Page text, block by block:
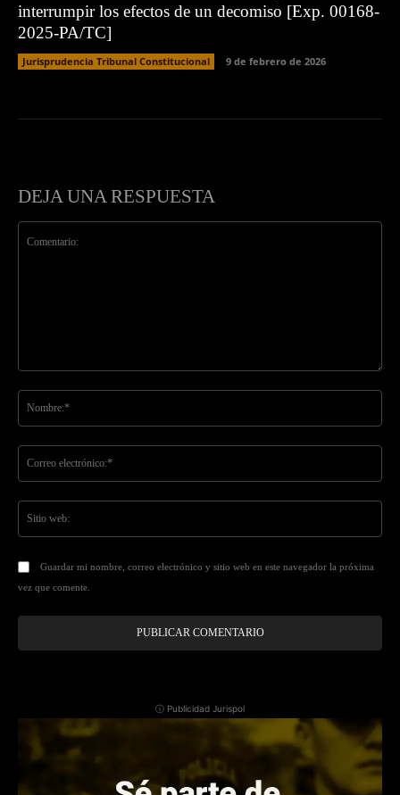
interrumpir los efectos de un decomiso [Exp. 00168-
2025-PA/TC]
Jurisprudencia Tribunal Constitucional 9 de febrero de 2026
DEJA UNA RESPUESTA
Guardar mi nombre, correo electrónico y sitio web en este navegador la próxima
vez que comente.
ⓘ Publicidad Jurispol